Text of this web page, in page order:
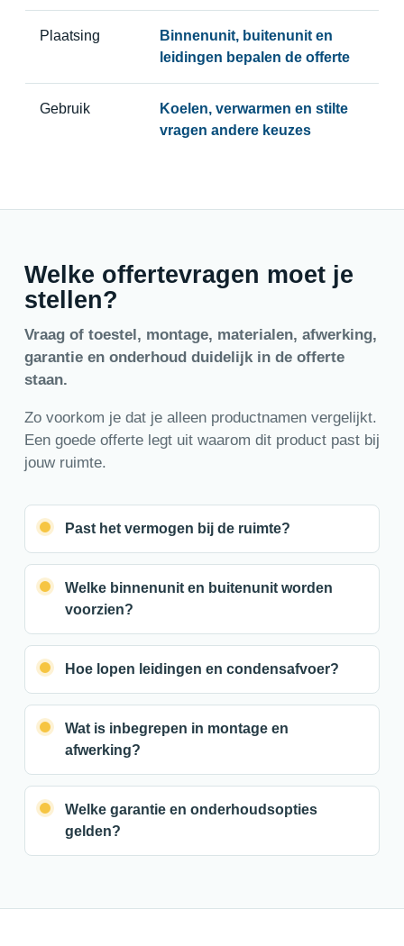
Plaatsing
Binnenunit, buitenunit en
leidingen bepalen de offerte
Gebruik
Koelen, verwarmen en stilte
vragen andere keuzes
Welke offertevragen moet je
stellen?
Vraag of toestel, montage, materialen, afwerking,
garantie en onderhoud duidelijk in de offerte
staan.
Zo voorkom je dat je alleen productnamen vergelijkt.
Een goede offerte legt uit waarom dit product past bij
jouw ruimte.
Past het vermogen bij de ruimte?
Welke binnenunit en buitenunit worden
voorzien?
Hoe lopen leidingen en condensafvoer?
Wat is inbegrepen in montage en
afwerking?
Welke garantie en onderhoudsopties
gelden?